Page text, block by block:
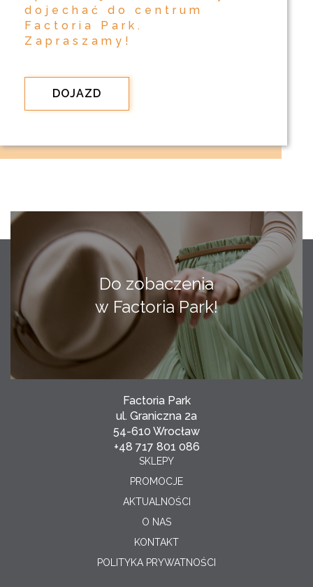
dojechać do centrum
Factoria Park.
Zapraszamy!
DOJAZD
Do zobaczenia
w Factoria Park!
Factoria Park
ul. Graniczna 2a
54-610 Wrocław
+48 717 801 086
SKLEPY
PROMOCJE
AKTUALNOŚCI
O NAS
KONTAKT
POLITYKA PRYWATNOŚCI